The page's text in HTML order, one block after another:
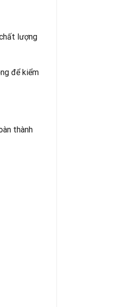
lượng
để kiểm
thành